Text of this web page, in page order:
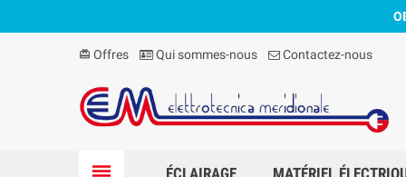
card_giftcard Offres Qui sommes-nous Contactez-nous
ÉCLAIRAGE MATÉRIEL